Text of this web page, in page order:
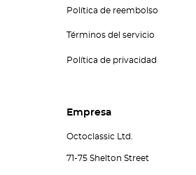
Política de reembolso
Términos del servicio
Política de privacidad
Empresa
Octoclassic Ltd.
71-75 Shelton Street